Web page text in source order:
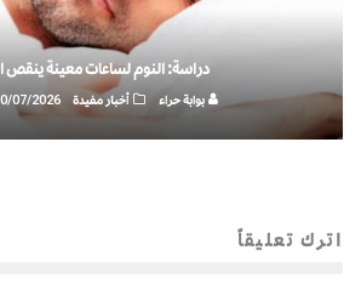
دراسة: النوم لساعات معينة ينقص
بوابة حراء أخبار مفيدة 07/2026
اترك تعليقاً